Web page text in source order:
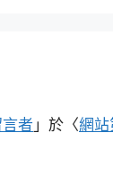
者 」於〈網站